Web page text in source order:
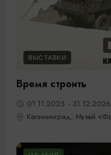
ВЫСТАВКИ
Время строить
01.11.2025 -
Калининград, Музей